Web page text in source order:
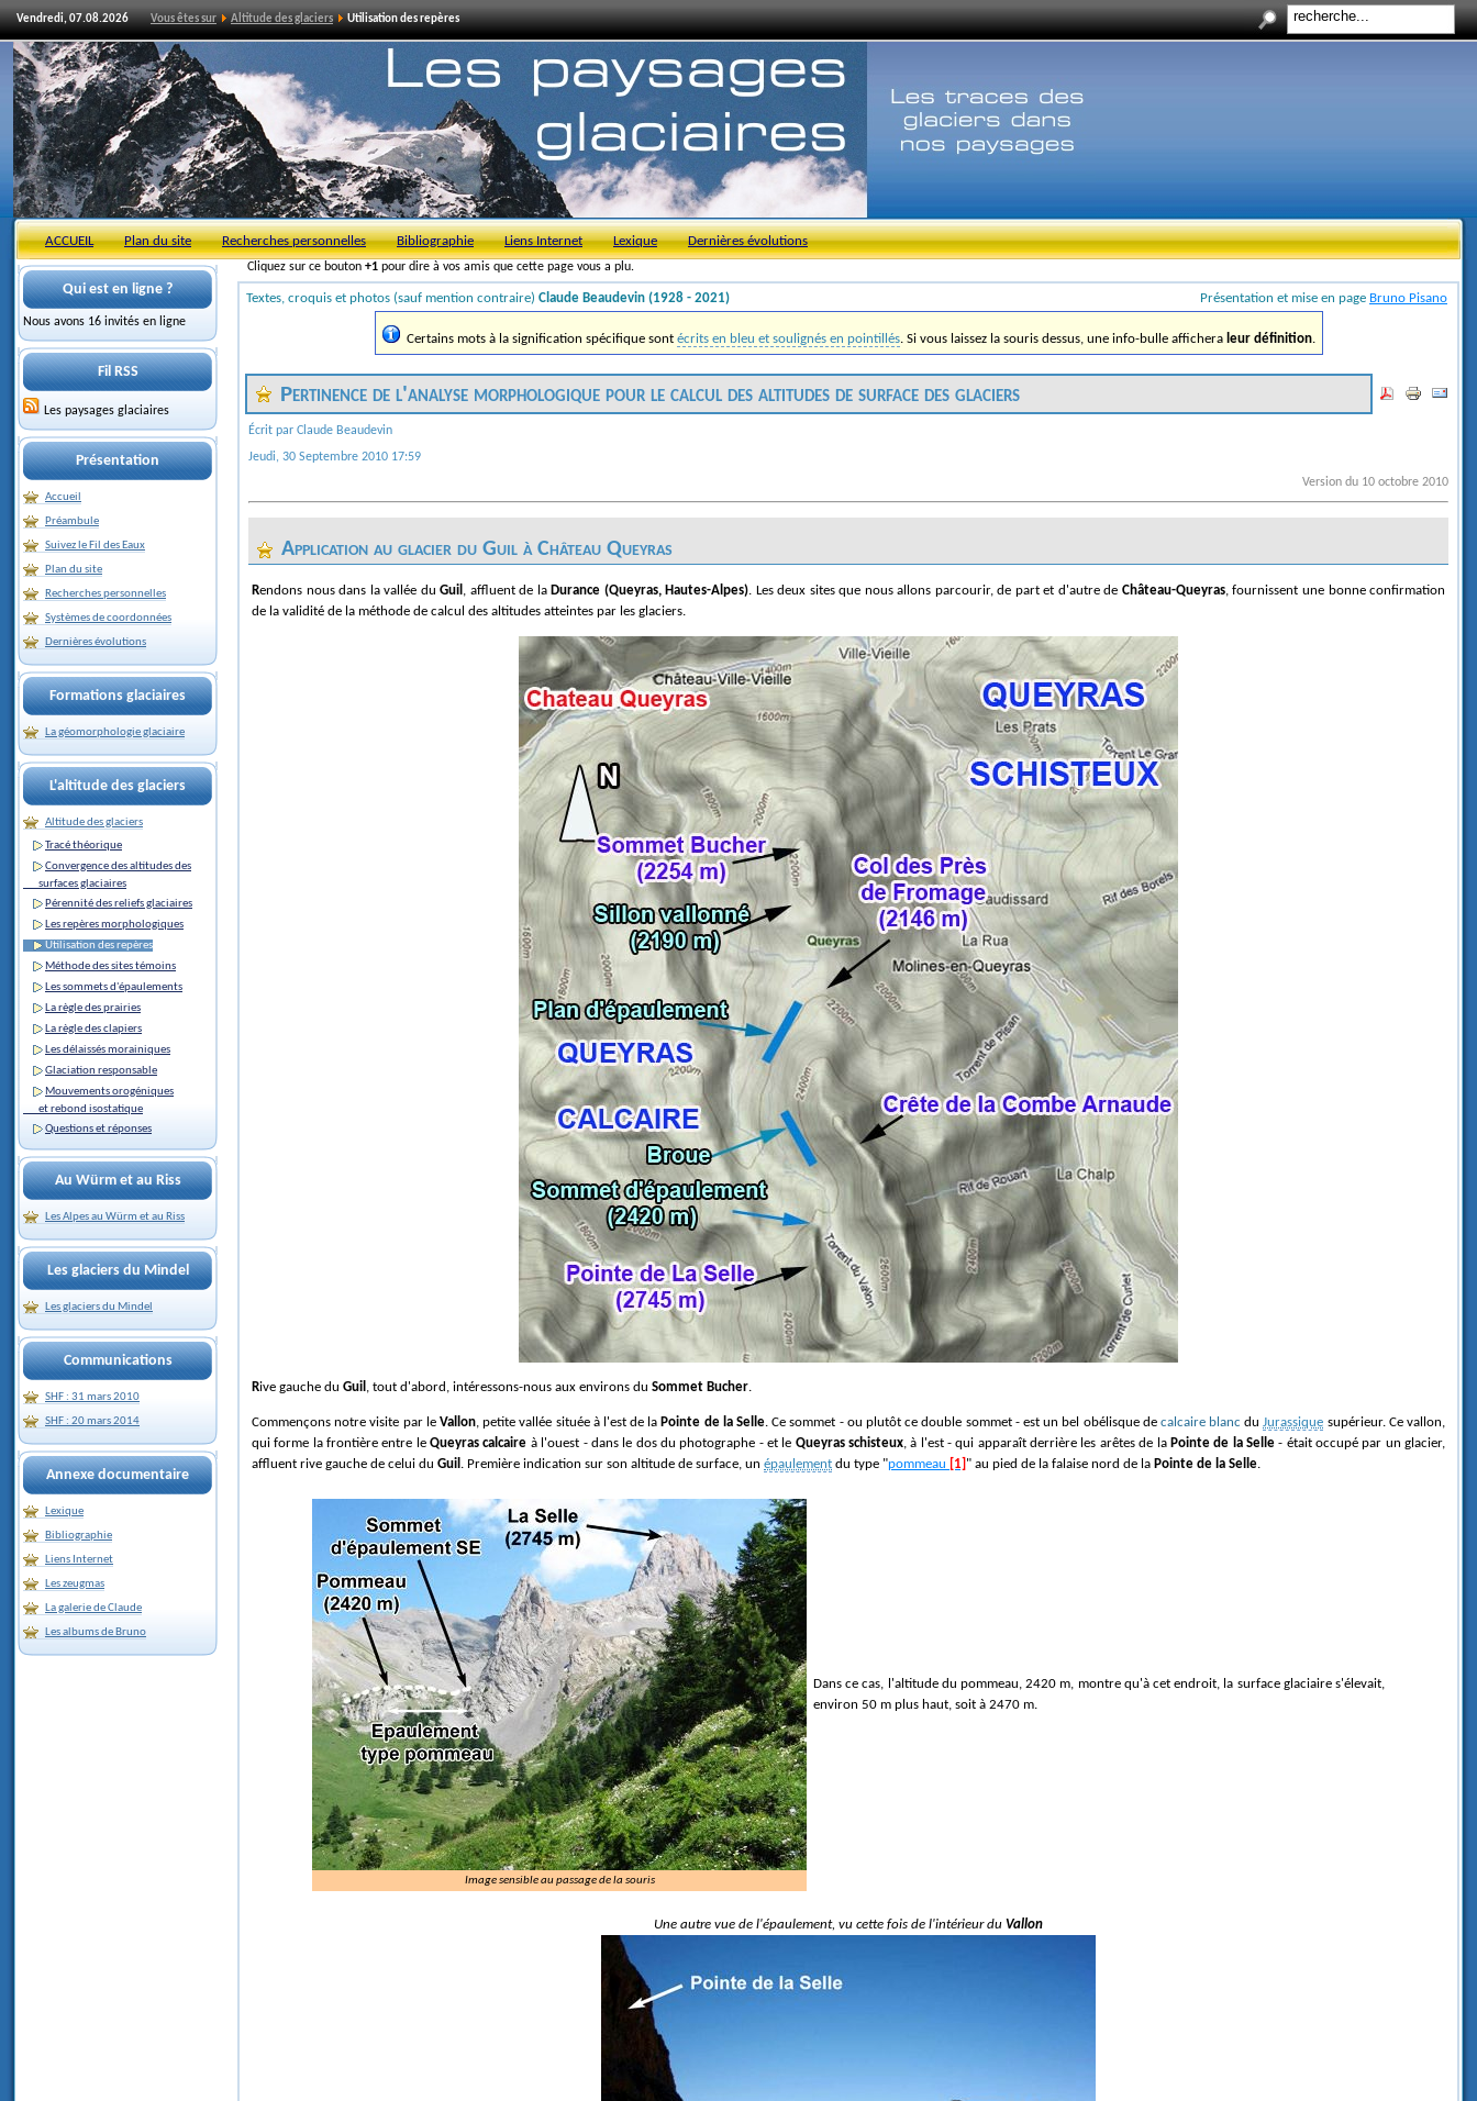
Vendredi, 07.08.2026 Vous êtes sur Altitude des glaciers Utilisation des repères
ACCUEIL Plan du site Recherches personnelles Bibliographie Liens Internet Lexique Dernières évolutions
Cliquez sur ce bouton +1 pour dire à vos amis que cette page vous a plu.
Qui est en ligne ?
Nous avons 16 invités en ligne
Fil RSS
Les paysages glaciaires
Présentation
Accueil
Préambule
Suivez le Fil des Eaux
Plan du site
Recherches personnelles
Systèmes de coordonnées
Dernières évolutions
Formations glaciaires
La géomorphologie glaciaire
L'altitude des glaciers
Altitude des glaciers
Tracé théorique
Convergence des altitudes des
surfaces glaciaires
Pérennité des reliefs glaciaires
Les repères morphologiques
Utilisation des repères
Méthode des sites témoins
Les sommets d'épaulements
La règle des prairies
La règle des clapiers
Les délaissés morainiques
Glaciation responsable
Mouvements orogéniques
et rebond isostatique
Questions et réponses
Au Würm et au Riss
Les Alpes au Würm et au Riss
Les glaciers du Mindel
Les glaciers du Mindel
Communications
SHF : 31 mars 2010
SHF : 20 mars 2014
Annexe documentaire
Lexique
Bibliographie
Liens Internet
Les zeugmas
La galerie de Claude
Les albums de Bruno
Textes, croquis et photos (sauf mention contraire) Claude Beaudevin (1928 - 2021) Présentation et mise en page Bruno Pisano
Certains mots à la signification spécifique sont écrits en bleu et soulignés en pointillés. Si vous laissez la souris dessus, une info-bulle affichera leur définition.
Pertinence de l'analyse morphologique pour le calcul des altitudes de surface des glaciers
Écrit par Claude Beaudevin
Jeudi, 30 Septembre 2010 17:59
Version du 10 octobre 2010
Application au glacier du Guil à Château Queyras
Rendons nous dans la vallée duGuil , affluent de la Durance (Queyras, Hautes-Alpes). Les deux sites que nous allons parcourir, de part et d'autre de Château-Queyras, fournissent une bonne confirmation
de la validité de la méthode de calcul des altitudes atteintes par les glaciers.
Rive gauche du Guil , tout d'abord, intéressons-nous aux environs du Sommet Bucher.
Commençons notre visite par le Vallon, petite vallée située à l'est de la Pointe de la Selle. Ce sommet - ou plutôt ce double sommet - est un bel obélisque de calcaire blanc duJurassique supérieur. Ce vallon,
qui forme la frontière entre leQueyras calcaire à l'ouest - dans le dos du photographe - et le Queyras schisteux, à l'est - qui apparaît derrière les arêtes de la Pointe de la Selle- était occupé par un glacier,
affluent rive gauche de celui du Guil . Première indication sur son altitude de surface, un épaulement du type "pommeau [1] " au pied de la falaise nord de la Pointe de la Selle.
Image sensible au passage de la souris
Dans ce cas, l'altitude du pommeau, 2420 m, montre qu'à cet endroit, la surface glaciaire s'élevait,
environ 50 m plus haut, soit à 2470 m.
Une autre vue de l'épaulement, vu cette fois de l'intérieur du Vallon